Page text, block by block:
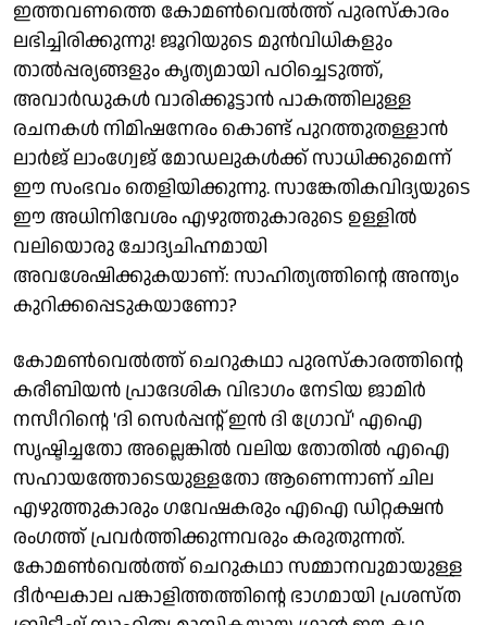
ഇത്തവണത്തെ കോമണ്‍വെല്‍ത്ത് പുരസ്‌കാരം
ലഭിച്ചിരിക്കുന്നു! ജൂറിയുടെ മുന്‍വിധികളും
താല്‍പ്പര്യങ്ങളും കൃത്യമായി പഠിച്ചെടുത്ത്,
അവാര്‍ഡുകള്‍ വാരിക്കൂട്ടാന്‍ പാകത്തിലുള്ള
രചനകള്‍ നിമിഷനേരം കൊണ്ട് പുറത്തുതള്ളാന്‍
ലാര്‍ജ് ലാംഗ്വേജ് മോഡലുകള്‍ക്ക് സാധിക്കുമെന്ന്
ഈ സംഭവം തെളിയിക്കുന്നു. സാങ്കേതികവിദ്യയുടെ
ഈ അധിനിവേശം എഴുത്തുകാരുടെ ഉള്ളില്‍
വലിയൊരു ചോദ്യചിഹ്നമായി
അവശേഷിക്കുകയാണ്: സാഹിത്യത്തിന്റെ അന്ത്യം
കുറിക്കപ്പെടുകയാണോ?
കോമൺ‌വെൽത്ത് ചെറുകഥാ പുരസ്കാരത്തിന്റെ
കരീബിയൻ പ്രാദേശിക വിഭാഗം നേടിയ ജാമിർ
നസീറിന്റെ 'ദി സെർപ്പന്റ് ഇൻ ദി ഗ്രോവ്' എഐ
സൃഷ്ടിച്ചതോ അല്ലെങ്കിൽ വലിയ തോതിൽ എഐ
സഹായത്തോടെയുള്ളതോ ആണെന്നാണ് ചില
എഴുത്തുകാരും ഗവേഷകരും എഐ ഡിറ്റക്ഷൻ
രംഗത്ത് പ്രവർത്തിക്കുന്നവരും കരുതുന്നത്.
കോമൺ‌വെൽത്ത് ചെറുകഥാ സമ്മാനവുമായുള്ള
ദീർഘകാല പങ്കാളിത്തത്തിന്റെ ഭാഗമായി പ്രശസ്ത